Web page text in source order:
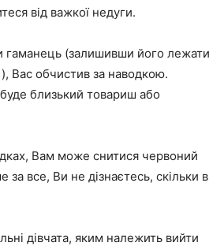
від важкої недуги.
гаманець (залишивши його лежати
Вас обчистив за наводкою.
близький товариш або
Вам може снитися червоний
все, Ви не дізнаєтесь, скільки в
дівчата, яким належить вийти